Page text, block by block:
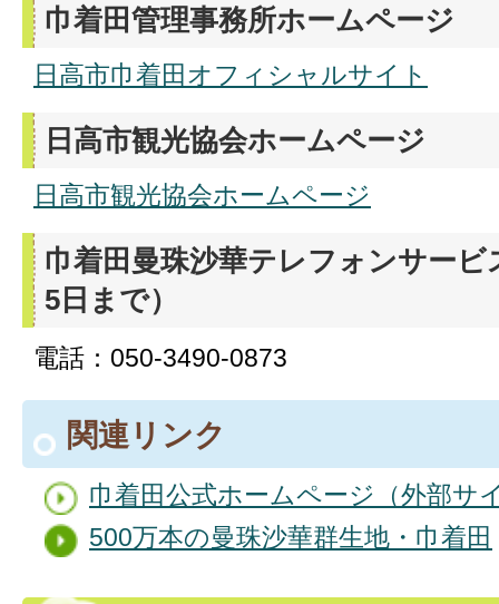
巾着田管理事務所ホームページ
日高市巾着田オフィシャルサイト
日高市観光協会ホームページ
日高市観光協会ホームページ
巾着田曼珠沙華テレフォンサービ
5日まで）
電話：050-3490-0873
関連リンク
巾着田公式ホームページ（外部サ
500万本の曼珠沙華群生地・巾着田